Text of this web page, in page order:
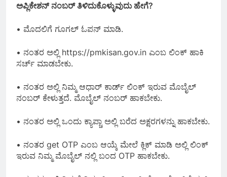
ಅಪ್ಲಿಕೇಶನ್ ನಂಬರ್ ತಿಳಿದುಕೊಳ್ಳುವುದು ಹೇಗೆ?
• ಮೊದಲಿಗೆ ಗೂಗಲ್ ಓಪನ್ ಮಾಡಿ.
• ನಂತರ ಅಲ್ಲಿ https://pmkisan.gov.in ಎಂಬ ಲಿಂಕ್ ಹಾಕಿ
ಸರ್ಚ್ ಮಾಡಬೇಕು.
• ನಂತರ ಅಲ್ಲಿ ನಿಮ್ಮ ಆಧಾರ್ ಕಾರ್ಡ್ ಲಿಂಕ್ ಇರುವ ಮೊಬೈಲ್
ನಂಬರ್ ಕೇಳುತ್ತದೆ. ಮೊಬೈಲ್ ನಂಬರ್ ಹಾಕಬೇಕು.
• ನಂತರ ಅಲ್ಲಿ ಒಂದು ಕ್ಯಾಪ್ಚಾ ಅಲ್ಲಿ ಬರೆದ ಅಕ್ಷರಗಳನ್ನು ಹಾಕಬೇಕು.
• ನಂತರ get OTP ಎಂಬ ಆಯ್ಕೆ ಮೇಲೆ ಕ್ಲಿಕ್ ಮಾಡಿ ಅಲ್ಲಿ ಲಿಂಕ್
ಇರುವ ನಿಮ್ಮ ಮೊಬೈಲ್ ನಲ್ಲಿ ಬಂದ OTP ಹಾಕಬೇಕು.